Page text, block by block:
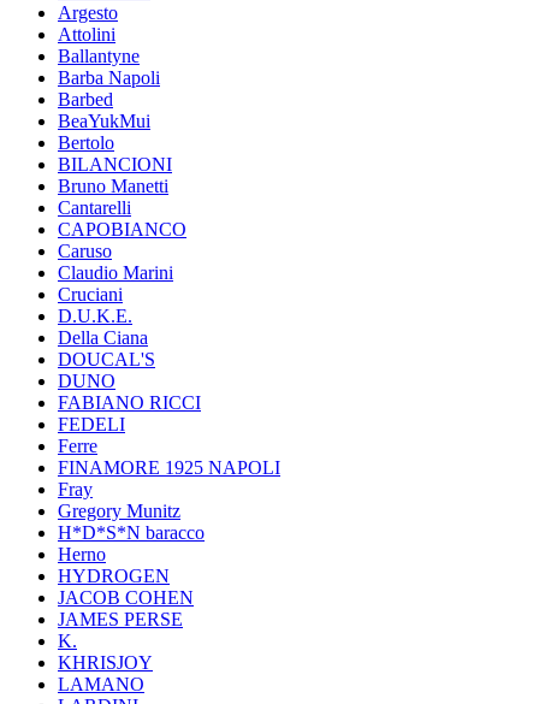
Argesto
Attolini
Ballantyne
Barba Napoli
Barbed
BeaYukMui
Bertolo
BILANCIONI
Bruno Manetti
Cantarelli
CAPOBIANCO
Caruso
Claudio Marini
Cruciani
D.U.K.E.
Della Ciana
DOUCAL'S
DUNO
FABIANO RICCI
FEDELI
Ferre
FINAMORE 1925 NAPOLI
Fray
Gregory Munitz
H*D*S*N baracco
Herno
HYDROGEN
JACOB COHEN
JAMES PERSE
K.
KHRISJOY
LAMANO